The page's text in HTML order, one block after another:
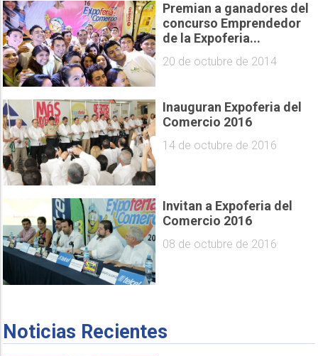
Premian a ganadores del
concurso Emprendedor
de la Expoferia...
20 de octubre de 2014
Inauguran Expoferia del
Comercio 2016
14 de octubre de 2016
Invitan a Expoferia del
Comercio 2016
08 de octubre de 2016
Noticias Recientes